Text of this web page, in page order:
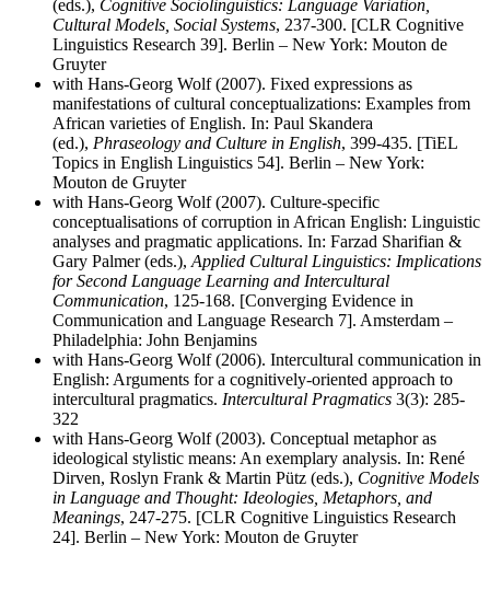
(eds.), Cognitive Sociolinguistics: Language Variation,
Cultural Models, Social Systems, 237-300. [CLR Cognitive
Linguistics Research 39]. Berlin – New York: Mouton de
Gruyter
with Hans-Georg Wolf (2007). Fixed expressions as
manifestations of cultural conceptualizations: Examples from
African varieties of English. In: Paul Skandera
(ed.), Phraseology and Culture in English, 399-435. [TiEL
Topics in English Linguistics 54]. Berlin – New York:
Mouton de Gruyter
with Hans-Georg Wolf (2007). Culture-specific
conceptualisations of corruption in African English: Linguistic
analyses and pragmatic applications. In: Farzad Sharifian &
Gary Palmer (eds.), Applied Cultural Linguistics: Implications
for Second Language Learning and Intercultural
Communication, 125-168. [Converging Evidence in
Communication and Language Research 7]. Amsterdam –
Philadelphia: John Benjamins
with Hans-Georg Wolf (2006). Intercultural communication in
English: Arguments for a cognitively-oriented approach to
intercultural pragmatics. Intercultural Pragmatics 3(3): 285-
322
with Hans-Georg Wolf (2003). Conceptual metaphor as
ideological stylistic means: An exemplary analysis. In: René
Dirven, Roslyn Frank & Martin Pütz (eds.), Cognitive Models
in Language and Thought: Ideologies, Metaphors, and
Meanings, 247-275. [CLR Cognitive Linguistics Research
24]. Berlin – New York: Mouton de Gruyter